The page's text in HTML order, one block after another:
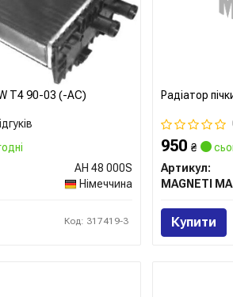
T4 90-03 (-AC)
AH 48 000S
Німеччина
Код: 317419-3
Радіатор
950 ₴
Артикул:
Купити